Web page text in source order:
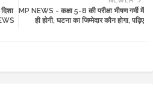
tte ats
MP NEWS - कक्षा 5-8 की परीक्षा भीषण गर्मी में
ही होगी, घटना का जिम्मेदार कौन होगा, पढ़िए